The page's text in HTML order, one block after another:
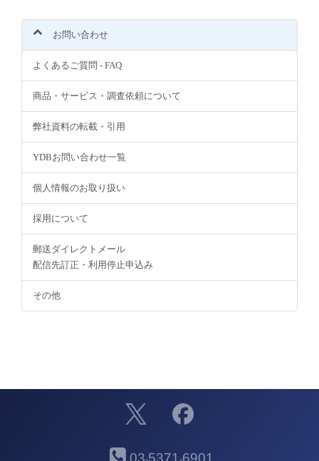
お問い合わせ
よくあるご質問 - FAQ
商品・サービス・調査依頼について
弊社資料の転載・引用
YDBお問い合わせ一覧
個人情報のお取り扱い
採用について
郵送ダイレクトメール
配信先訂正・利用停止申込み
その他